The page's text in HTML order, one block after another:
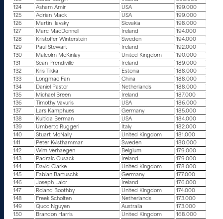
124
Asham Amir USA
199.000
125
Adrian Mack USA
199.000
126
Martin Ilavsky Slovakia
198.000
127
Marc MacDonnell Ireland
194.000
128
Kristoffer Winterstein Sweden
194.000
129
Paul Stewart Ireland
192.000
130
Malcolm McKinlay United Kingdom
190.000
131
Sean Prendiville Ireland
189.000
132
Kris Tikka Estonia
188.000
133
Longmao Fan China
188.000
134
Daniel Pastor Netherlands
188.000
135
Michael Breen Ireland
187.000
136
Timothy Vavuris USA
186.000
137
Lars Kamphues Germany
185.000
138
Kultida Berman USA
184.000
139
Umberto Ruggeri Italy
182.000
140
Stuart McNally United Kingdom
181.000
141
Peter Kvisthammar Sweden
180.000
142
Wim Verhaegen Belgium
179.000
143
Padraic Cusack Ireland
179.000
144
David Clarke United Kingdom
178.000
145
Fabian Bartuschk Germany
177.000
146
Joseph Lalor Ireland
176.000
147
Roland Boothby United Kingdom
174.000
148
Freek Scholten Netherlands
173.000
149
Quoc Nguyen Australia
173.000
150
Brandon Harris United Kingdom
168.000